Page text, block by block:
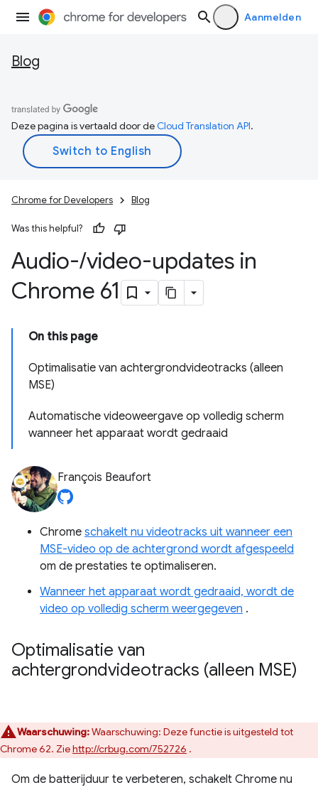
Aanmelden
Blog
Deze pagina is vertaald door deCloud Translation API.
Chrome for Developers Blog
Was this helpful?
Audio-/video-updates in
Chrome 61
On this page
Optimalisatie van achtergrondvideotracks (alleen
MSE)
Automatische videoweergave op volledig scherm
wanneer het apparaat wordt gedraaid
François Beaufort
Chrome schakelt nu videotracks uit wanneer een
MSE-video op de achtergrond wordt afgespeeld
om de prestaties te optimaliseren.
Wanneer het apparaat wordt gedraaid, wordt de
video op volledig scherm weergegeven .
Optimalisatie van
achtergrondvideotracks (alleen MSE)
Waarschuwing:Waarschuwing: Deze functie is uitgesteld tot
Chrome 62. Ziehttp://crbug.com/752726 .
Om de batterijduur te verbeteren, schakelt Chrome nu